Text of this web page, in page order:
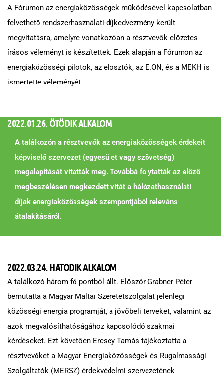
A Fórumon az energiaközösségek működésével kapcsolatban
felvethető rendszerhasználati-díjkedvezmény került
megvitatásra, amelyre vonatkozóan a résztvevők előzetes
írásos véleményt is készítettek. Ezek alapján a Fórumon az
energiaközösségi pilotok, az elosztók, az E.ON, és a MEKH is
ismertette véleményét.
2022.01.26. ÖTÖDIK ALKALOM
A találkozón a résztvevők az energiaközösségek érdekeit
képviselő szervezet (egyesület vagy szövetség)
megalapítását vitatták meg. Továbbá folytatták az előző
megbeszélésen megkezdett vitát a hálózathasználati
díjak energiaközösségek szempontjából releváns
átalakításáról.
2022.03.24. HATODIK ALKALOM
A találkozó három fő pontból állt. Először Grabner Péter
bemutatta a Magyar Máltai Szeretetszolgálat jelenlegi
közösségi energia programját, a jövőbeli terveket, valamint az
azok megvalósíthatóságához kapcsolódó szakmai
kérdéseket. Ezt követően Ercsey Tamás tájékoztatta a
résztvevőket a Magyar Energiaközösségek és Rugalmassági
Szolgáltatók (MERSZ) érdekvédelmi szervezetének